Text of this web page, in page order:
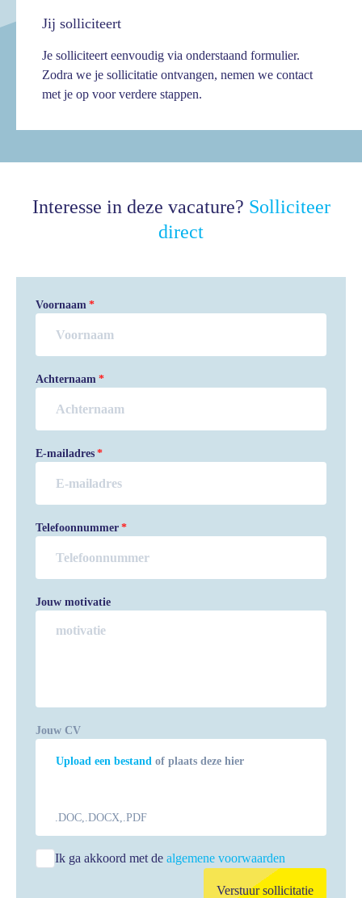
Jij solliciteert
Je solliciteert eenvoudig via onderstaand formulier.
Zodra we je sollicitatie ontvangen, nemen we contact
met je op voor verdere stappen.
Interesse in deze vacature? Solliciteer
direct
Voornaam
Achternaam
E-mailadres
Telefoonnummer
Jouw motivatie
Jouw CV
Upload een bestand of plaats deze hier
.DOC,.DOCX,.PDF
Ik ga akkoord met de algemene voorwaarden
Verstuur sollicitatie